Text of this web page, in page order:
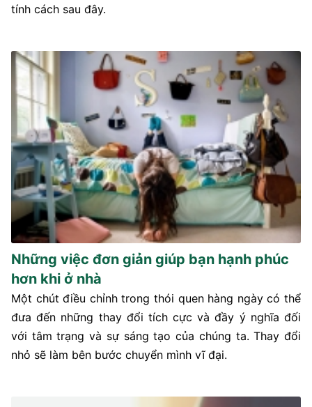
tính cách sau đây.
Những việc đơn giản giúp bạn hạnh phúc
hơn khi ở nhà
Một chút điều chỉnh trong thói quen hàng ngày có thể
đưa đến những thay đổi tích cực và đầy ý nghĩa đối
với tâm trạng và sự sáng tạo của chúng ta. Thay đổi
nhỏ sẽ làm bên bước chuyển mình vĩ đại.